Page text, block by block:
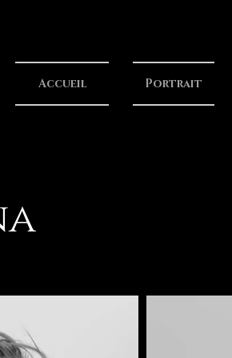
Accueil Portrait